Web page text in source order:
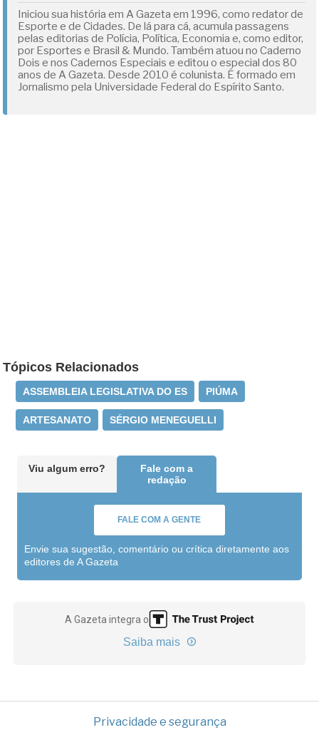
Iniciou sua história em A Gazeta em 1996, como redator de
Esporte e de Cidades. De lá para cá, acumula passagens
pelas editorias de Polícia, Política, Economia e, como editor,
por Esportes e Brasil & Mundo. Também atuou no Caderno
Dois e nos Cadernos Especiais e editou o especial dos 80
anos de A Gazeta. Desde 2010 é colunista. É formado em
Jornalismo pela Universidade Federal do Espírito Santo.
Tópicos Relacionados
ASSEMBLEIA LEGISLATIVA DO ES PIÚMA
ARTESANATO SÉRGIO MENEGUELLI
Viu algum erro?
Fale com a
redação
FALE COM A GENTE
Envie sua sugestão, comentário ou crítica diretamente aos
editores de A Gazeta
A Gazeta integra o
Saiba mais
Privacidade e segurança